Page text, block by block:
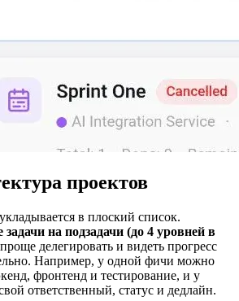
проектов
в плоский список.
на подзадачи (до 4 уровней в
делегировать и видеть прогресс
Например, у одной фичи можно
фронтенд и тестирование, и у
ответственный, статус и дедлайн.